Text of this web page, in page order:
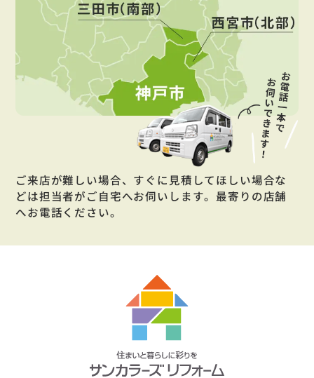
ご来店が難しい場合、すぐに見積してほしい場合な
どは担当者がご自宅へお伺いします。最寄りの店舗
へお電話ください。